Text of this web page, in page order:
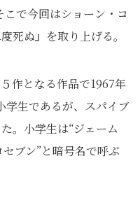
で今回はショーン・コ
死ぬ』を取り上げる。
作となる作品で1967年
学生であるが、スパイブ
。小学生は“ジェーム
ブン”と暗号名で呼ぶ